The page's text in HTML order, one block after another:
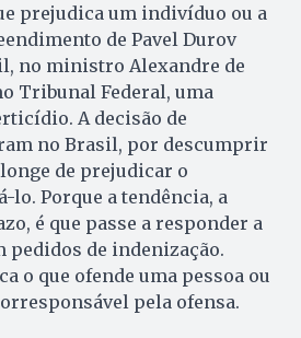
prejudica um indivíduo ou a
de Pavel Durov
no ministro Alexandre de
Tribunal Federal, uma
A decisão de
no Brasil, por descumprir
de prejudicar o
lo. Porque a tendência, a
é que passe a responder a
pedidos de indenização.
o que ofende uma pessoa ou
pela ofensa.